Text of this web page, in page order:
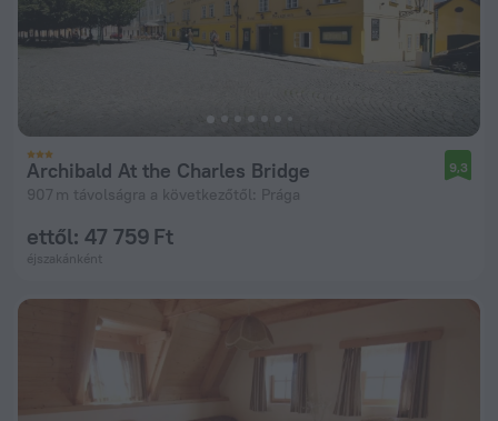
Archibald At the Charles Bridge
907 m távolságra a következőtől: Prága
9,3
ettől: 47 759 Ft
éjszakánként